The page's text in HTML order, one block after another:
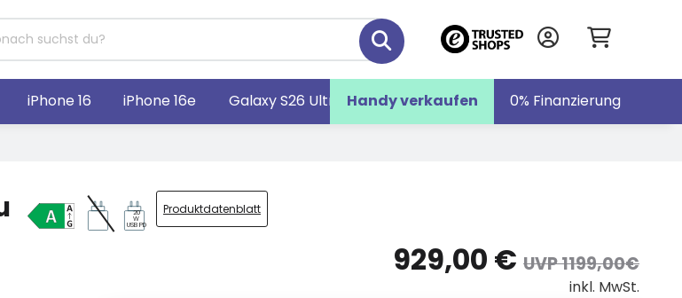
Handy verkaufen 0% Finanzierung
iPhone 16 iPhone 16e Galaxy S26 Ultra Galaxy S26 Galaxy Z Fold7
20
W
USB PD
Produktdatenblatt
929,00 € UVP 1199,00€
inkl. MwSt.